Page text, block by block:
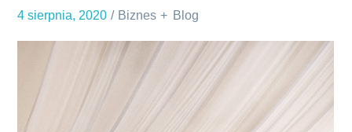
matek
4 sierpnia, 2020 Biznes Blog